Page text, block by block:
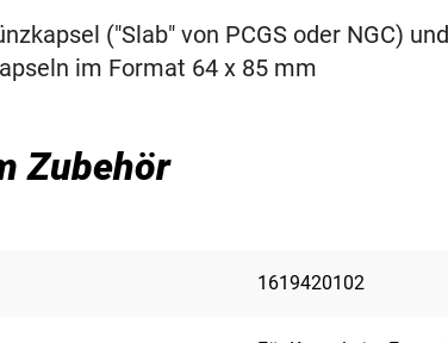
("Slab" von PCGS oder NGC)
im Format 64 x 85 mm
Zubehör
1619420102